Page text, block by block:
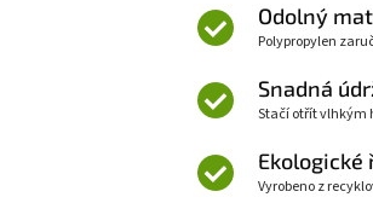
Odolný
Polypropylen
Snadná
Stačí otřít vlhkým
Ekologické
Vyrobeno z